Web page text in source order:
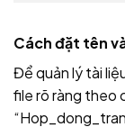
Cách đặt tên
Để quản lý tài
file rõ ràng theo